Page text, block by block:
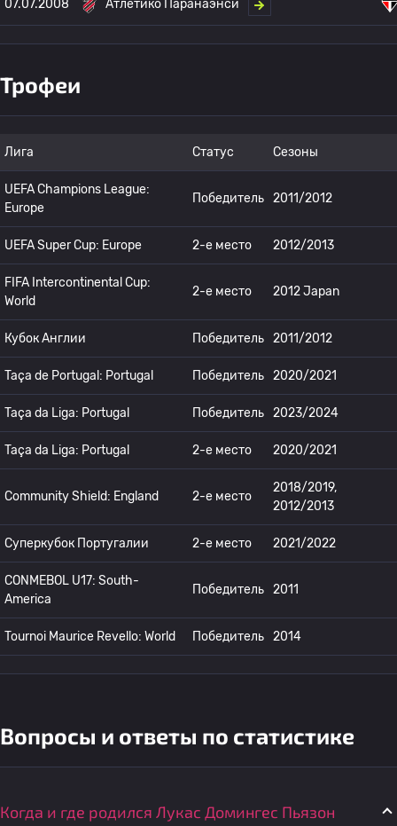
07.07.2008 Атлетико Паранаэнси
Трофеи
Лига Статус Сезоны
UEFA Champions League:
Europe
Победитель 2011/2012
UEFA Super Cup: Europe 2-е место 2012/2013
FIFA Intercontinental Cup:
World
2-е место 2012 Japan
Кубок Англии Победитель 2011/2012
Taça de Portugal: Portugal Победитель 2020/2021
Taça da Liga: Portugal Победитель 2023/2024
Taça da Liga: Portugal 2-е место 2020/2021
Community Shield: England 2-е место
2018/2019,
2012/2013
Суперкубок Португалии 2-е место 2021/2022
CONMEBOL U17: South-
America
Победитель 2011
Tournoi Maurice Revello: World Победитель 2014
Вопросы и ответы по статистике
Когда и где родился Лукас Домингес Пьязон